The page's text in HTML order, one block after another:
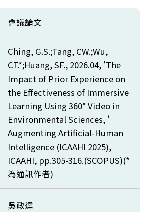
會議論文
Ching, G.S.;Tang, CW.;Wu,
CT.*;Huang, SF., 2026.04, 'The
Impact of Prior Experience on
the Effectiveness of Immersive
Learning Using 360° Video in
Environmental Sciences, '
Augmenting Artificial-Human
Intelligence (ICAAHI 2025),
ICAAHI, pp.305-316.(SCOPUS)(*
為通訊作者)
吳政達